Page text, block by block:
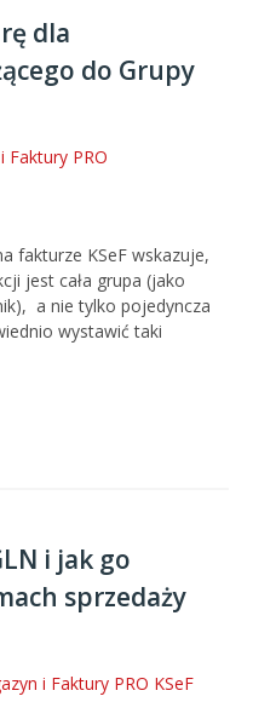
dla
do Grupy
Faktury PRO
fakturze KSeF wskazuje,
jest cała grupa (jako
a nie tylko pojedyncza
wystawić taki
i jak go
sprzedaży
i Faktury PRO KSeF